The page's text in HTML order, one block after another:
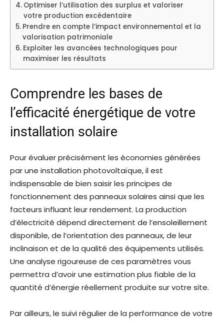
Optimiser l’utilisation des surplus et valoriser
votre production excédentaire
Prendre en compte l’impact environnemental et la
valorisation patrimoniale
Exploiter les avancées technologiques pour
maximiser les résultats
Comprendre les bases de
l’efficacité énergétique de votre
installation solaire
Pour évaluer précisément les économies générées
par une installation photovoltaïque, il est
indispensable de bien saisir les principes de
fonctionnement des panneaux solaires ainsi que les
facteurs influant leur rendement. La production
d’électricité dépend directement de l’ensoleillement
disponible, de l’orientation des panneaux, de leur
inclinaison et de la qualité des équipements utilisés.
Une analyse rigoureuse de ces paramètres vous
permettra d’avoir une estimation plus fiable de la
quantité d’énergie réellement produite sur votre site.
Par ailleurs, le suivi régulier de la performance de votre